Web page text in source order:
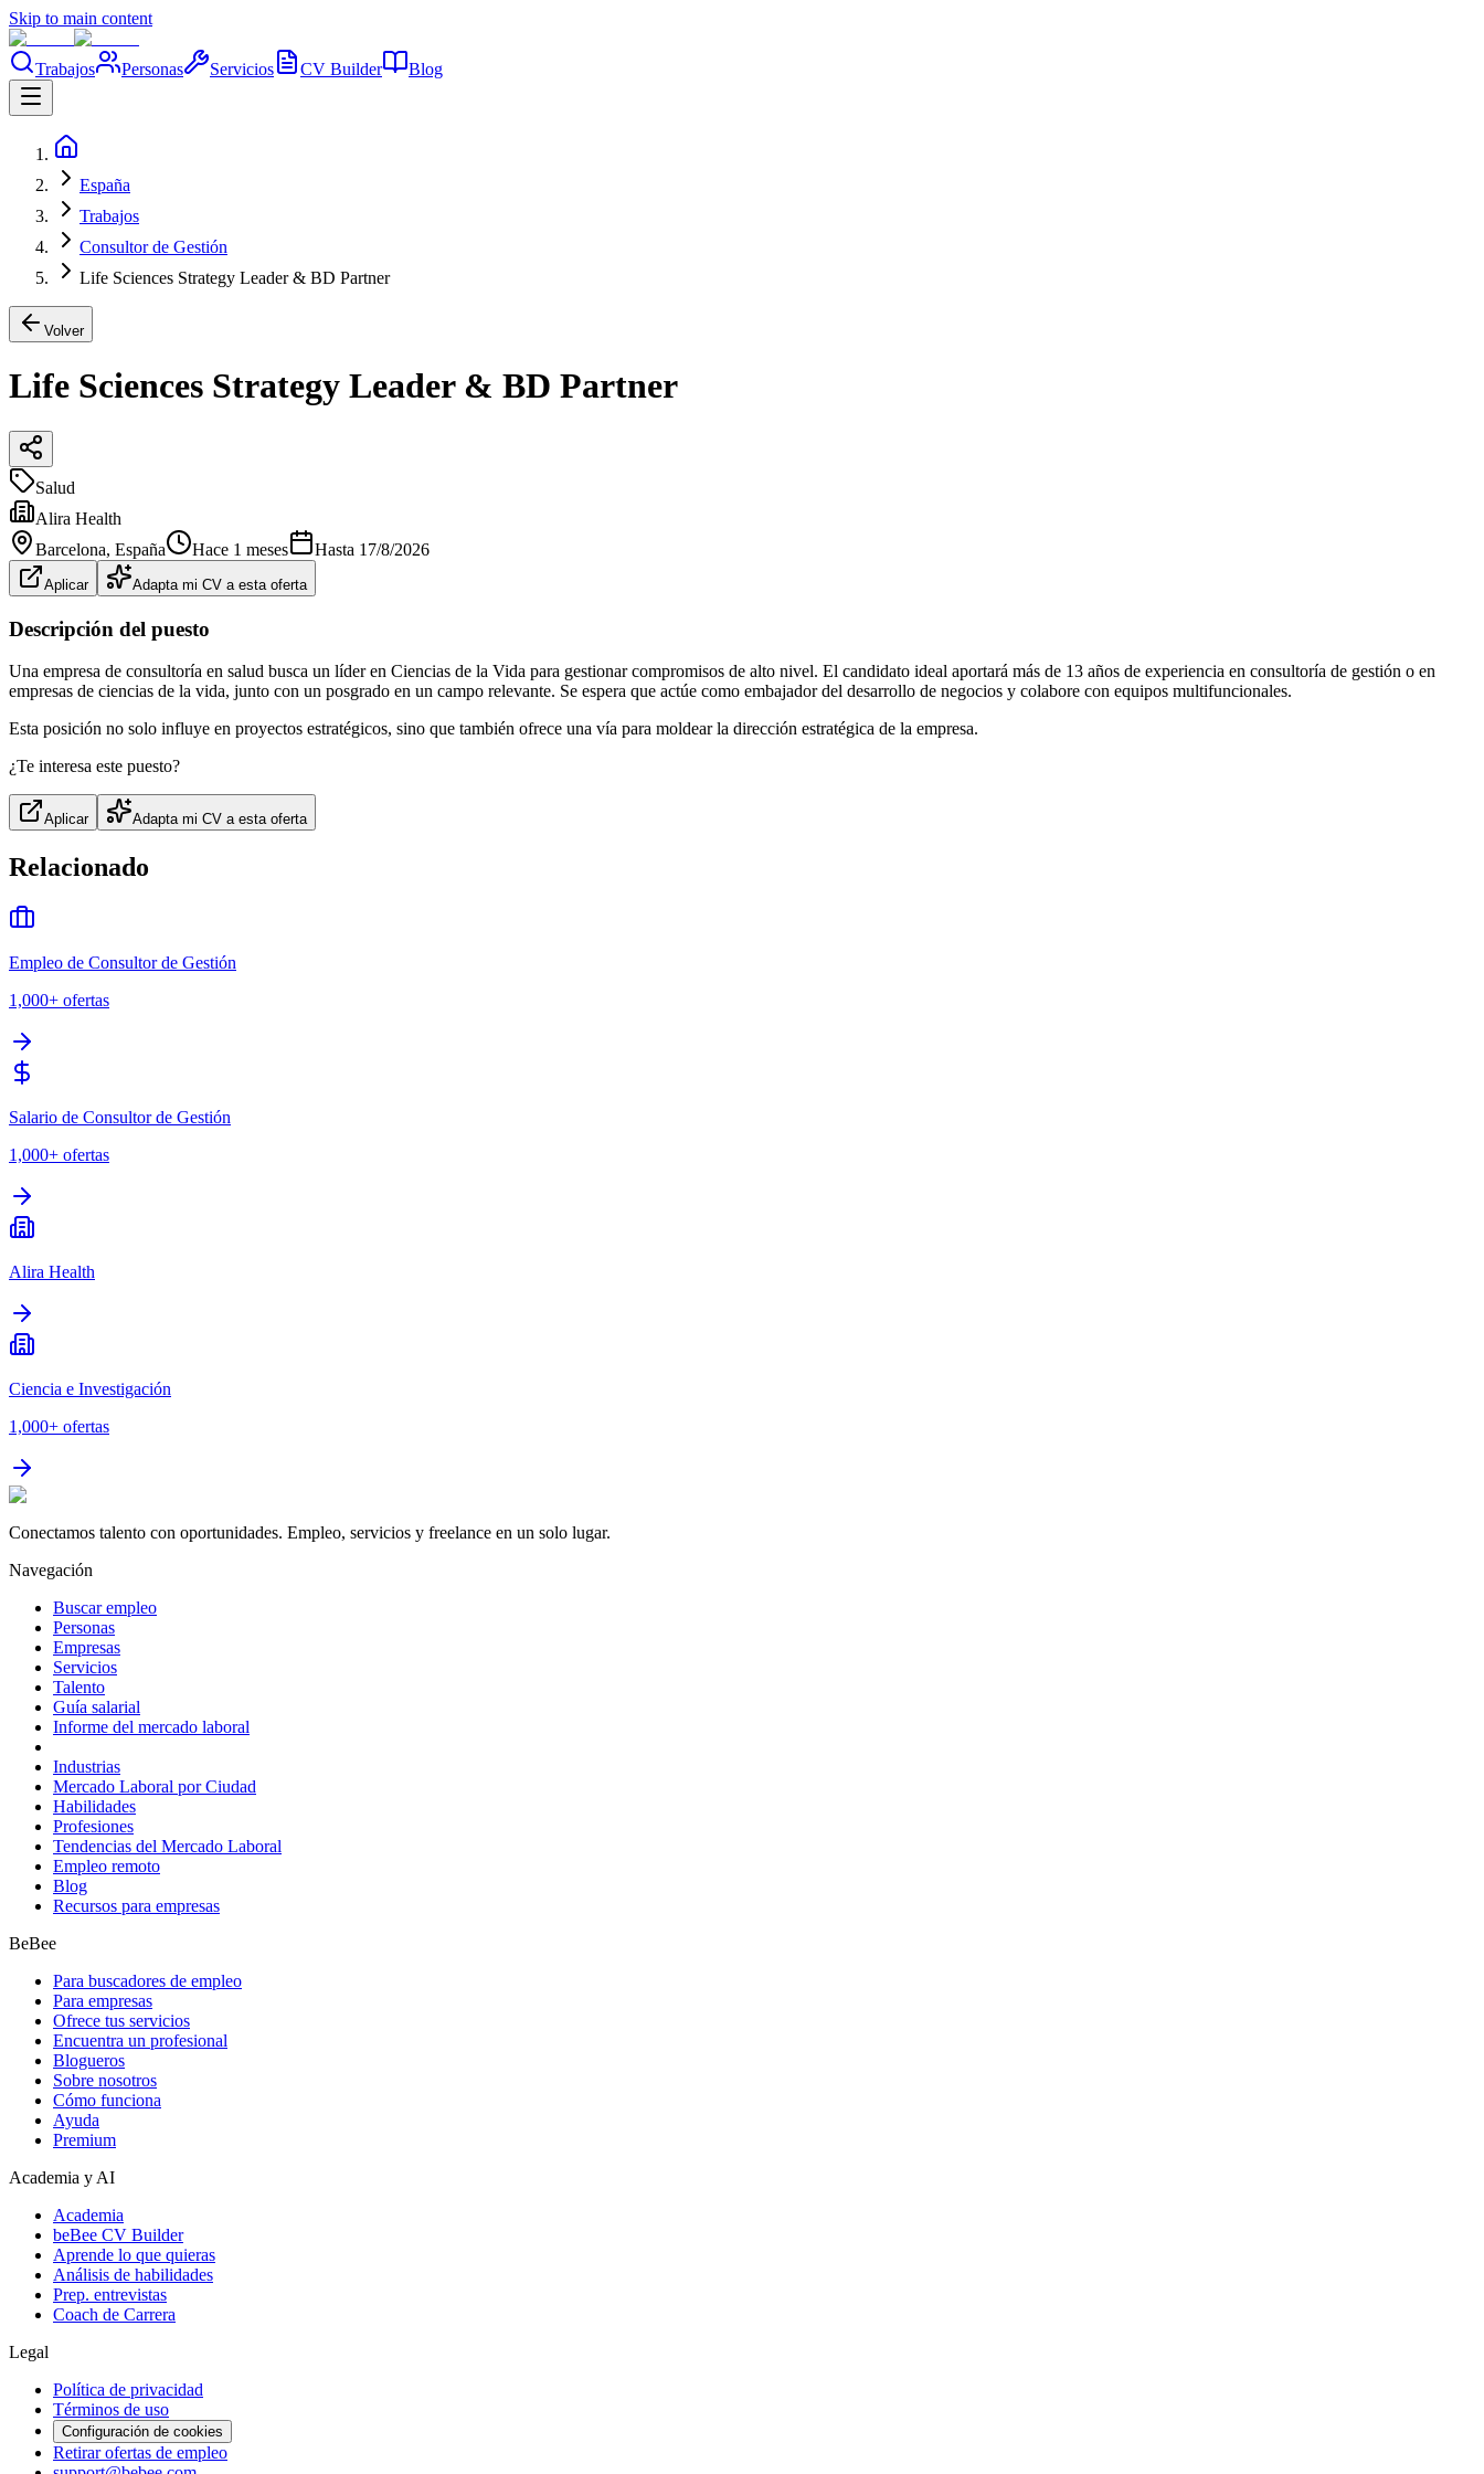
Skip to main content
Trabajos Personas Servicios CV Builder Blog
España
Trabajos
Consultor de Gestión
Life Sciences Strategy Leader & BD Partner
Volver
Life Sciences Strategy Leader & BD Partner
Salud
Alira Health
Barcelona, España Hace 1 meses Hasta 17/8/2026
Aplicar Adapta mi CV a esta oferta
Descripción del puesto
Una empresa de consultoría en salud busca un líder en Ciencias de la Vida para gestionar compromisos de alto nivel. El candidato ideal aportará más de 13 años de experiencia en consultoría de gestión o en
empresas de ciencias de la vida, junto con un posgrado en un campo relevante. Se espera que actúe como embajador del desarrollo de negocios y colabore con equipos multifuncionales.
Esta posición no solo influye en proyectos estratégicos, sino que también ofrece una vía para moldear la dirección estratégica de la empresa.
¿Te interesa este puesto?
Aplicar Adapta mi CV a esta oferta
Relacionado
Empleo de Consultor de Gestión
1,000+ ofertas
Salario de Consultor de Gestión
1,000+ ofertas
Alira Health
Ciencia e Investigación
1,000+ ofertas
Conectamos talento con oportunidades. Empleo, servicios y freelance en un solo lugar.
Navegación
Buscar empleo
Personas
Empresas
Servicios
Talento
Guía salarial
Informe del mercado laboral
Industrias
Mercado Laboral por Ciudad
Habilidades
Profesiones
Tendencias del Mercado Laboral
Empleo remoto
Blog
Recursos para empresas
BeBee
Para buscadores de empleo
Para empresas
Ofrece tus servicios
Encuentra un profesional
Blogueros
Sobre nosotros
Cómo funciona
Ayuda
Premium
Academia y AI
Academia
beBee CV Builder
Aprende lo que quieras
Análisis de habilidades
Prep. entrevistas
Coach de Carrera
Legal
Política de privacidad
Términos de uso
Configuración de cookies
Retirar ofertas de empleo